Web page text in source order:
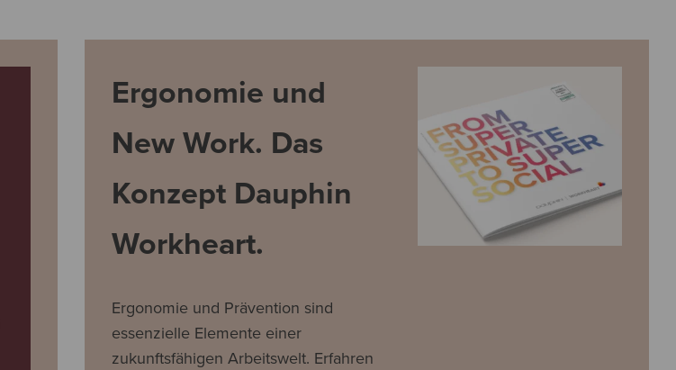
Ergonomie und
New Work. Das
Konzept Dauphin
Workheart.
Ergonomie und Prävention sind
essenzielle Elemente einer
zukunftsfähigen Arbeitswelt. Erfahren